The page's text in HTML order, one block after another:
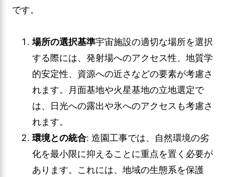
です。
場所の選択基準宇宙施設の適切な場所を選択
する際には、発射場へのアクセス性、地質学
的安定性、資源への近さなどの要素が考慮さ
れます。月面基地や火星基地の立地選定で
は、日光への露出や氷へのアクセスも考慮さ
れます。
環境との統合: 造園工事では、自然環境の劣
化を最小限に抑えることに重点を置く必要が
あります。これには、地域の生態系を保護